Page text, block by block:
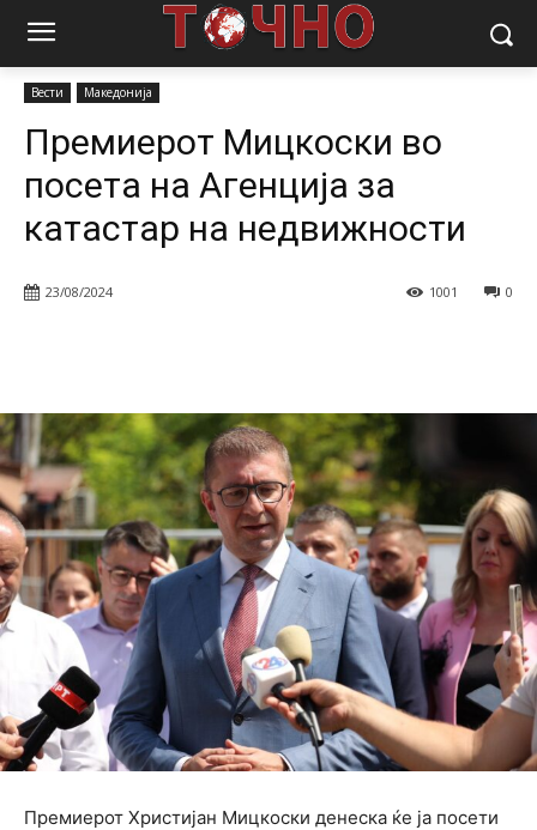
Почетна
Премиерот Мицкоски во посета на Агенција за
Вести Македонија
Премиерот Мицкоски во
посета на Агенција за
катастар на недвижности
23/08/2024 0
1001
Премиерот Христијан Мицкоски денеска ќе ја посети